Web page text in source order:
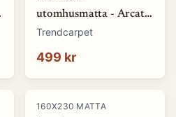
utomhusmatta - Arcata
(röd) (Storlek: 80 x 150
Trendcarpet
499 kr
160X230 MATTA